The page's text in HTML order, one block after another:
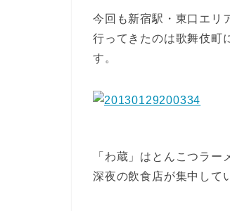
今回も新宿駅・東口エリ
行ってきたのは歌舞伎
す。
「わ蔵」はとんこつラー
深夜の飲食店が集中して